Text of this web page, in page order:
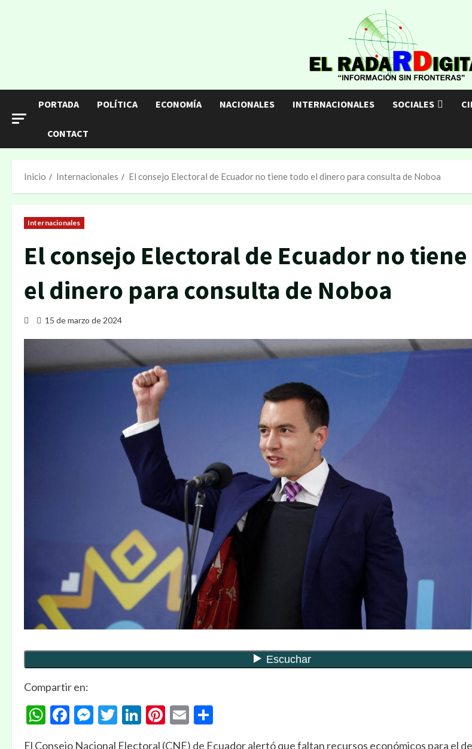
PORTADA POLÍTICA ECONOMÍA NACIONALES INTERNACIONALES SOCIALES
CONTACT
Inicio Internacionales El consejo Electoral de Ecuador no tiene todo el dinero para consulta de Noboa
Internacionales
El consejo Electoral de Ecuador no
el dinero para consulta de Noboa
15 de marzo de 2024
Compartir en:
WhatsApp
Facebook
Messenger
Twitter
LinkedIn
Pinterest
Email
El Consejo Nacional Electoral (CNE) de Ecuador alertó que faltan recursos económicos para el